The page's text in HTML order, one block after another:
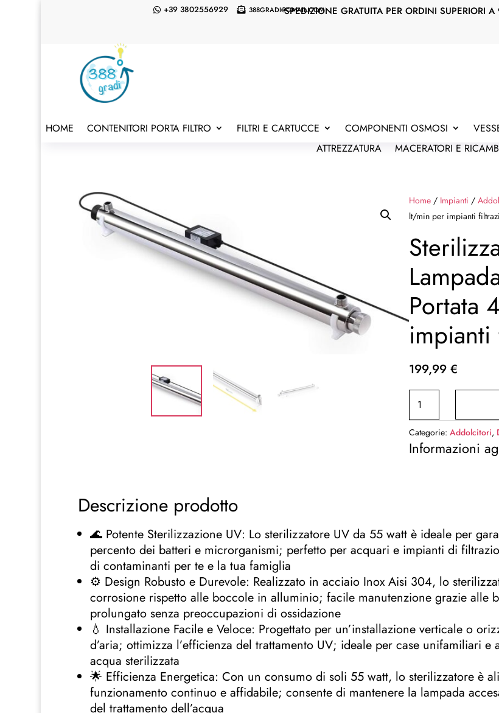
SPEDIZIONE GRATUITA PER ORDINI SUPERIORI
 +39 3802556929  388GRADI@GMAIL.COM
HOME CONTENITORI PORTA FILTRO FILTRI E CARTUCCE COMPONENTI OSMOSI
ATTREZZATURA
MACERATORI E
Home / Impianti /
lt/min per impianti
Portata
199,99 €
Sterilizzatore
Acqua
Lampada
UV
per
impianti
quantità
Categorie: Addolcitori,
Informazioni
Descrizione prodotto
🌊 Potente Sterilizzazione UV: Lo sterilizzatore UV da 55 watt è ideale per
percento dei batteri e microrganismi; perfetto per acquari e impianti di
di contaminanti per te e la tua famiglia
⚙️ Design Robusto e Durevole: Realizzato in acciaio Inox Aisi 304, lo
corrosione rispetto alle boccole in alluminio; facile manutenzione grazie alle
prolungato senza preoccupazioni di ossidazione
💧 Installazione Facile e Veloce: Progettato per un’installazione verticale o
d’aria; ottimizza l’efficienza del trattamento UV; ideale per case unifamiliari
acqua sterilizzata
🌟 Efficienza Energetica: Con un consumo di soli 55 watt, lo sterilizzatore è
funzionamento continuo e affidabile; consente di mantenere la lampada
del trattamento dell’acqua